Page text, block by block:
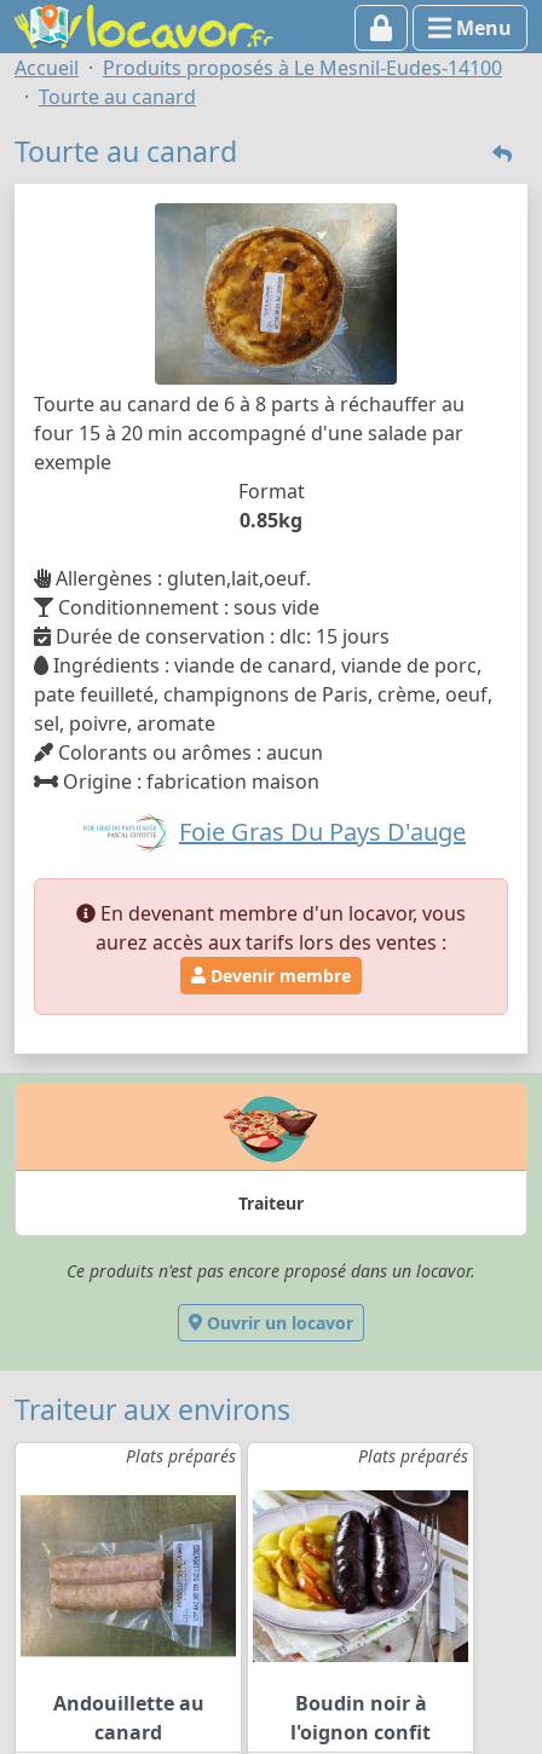
Menu
Accueil
Produits proposés à Le Mesnil-Eudes-14100
Tourte au canard
Tourte au canard
Tourte au canard de 6 à 8 parts à réchauffer au
four 15 à 20 min accompagné d'une salade par
exemple
Format
0.85kg
Allergènes : gluten,lait,oeuf.
Conditionnement : sous vide
Durée de conservation : dlc: 15 jours
Ingrédients : viande de canard, viande de porc,
pate feuilleté, champignons de Paris, crème, oeuf,
sel, poivre, aromate
Colorants ou arômes : aucun
Origine : fabrication maison
Foie Gras Du Pays D'auge
En devenant membre d'un locavor, vous
aurez accès aux tarifs lors des ventes :
Devenir membre
Traiteur
Ce produits n'est pas encore proposé dans un locavor.
Ouvrir un locavor
Traiteur aux environs
Plats préparés
Andouillette au
canard
Plats préparés
Boudin noir à
l'oignon confit